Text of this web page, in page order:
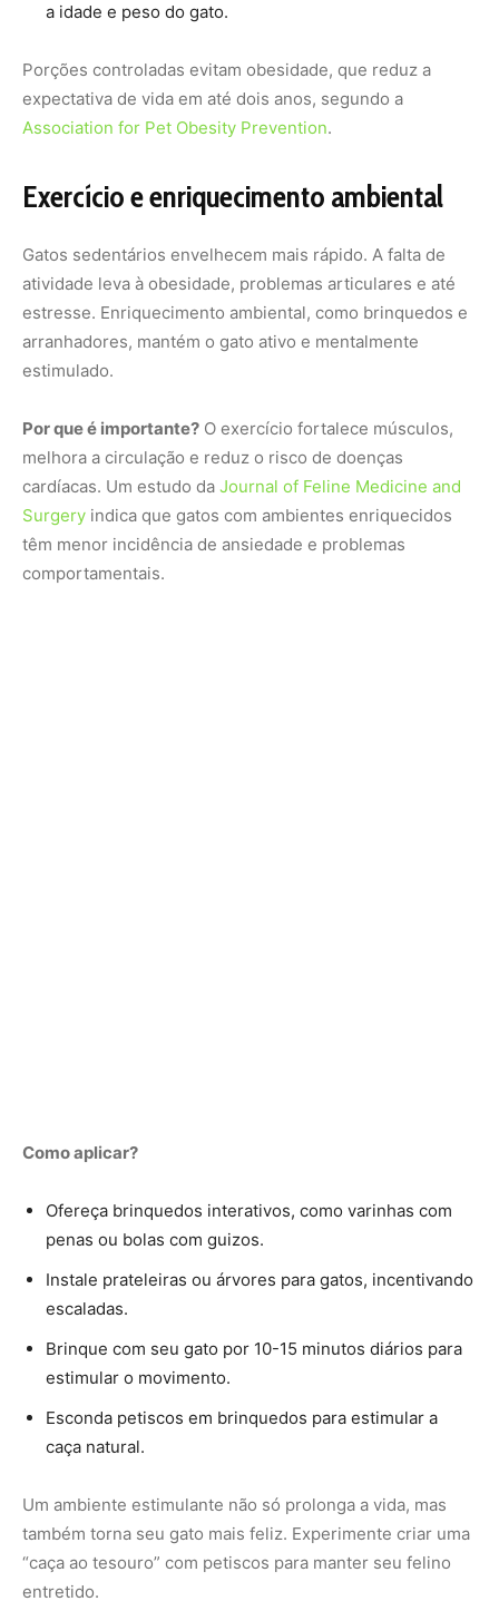
a idade e peso do gato.
Porções controladas evitam obesidade, que reduz a
expectativa de vida em até dois anos, segundo a
Association for Pet Obesity Prevention.
Exercício e enriquecimento ambiental
Gatos sedentários envelhecem mais rápido. A falta de
atividade leva à obesidade, problemas articulares e até
estresse. Enriquecimento ambiental, como brinquedos e
arranhadores, mantém o gato ativo e mentalmente
estimulado.
Por que é importante? O exercício fortalece músculos,
melhora a circulação e reduz o risco de doenças
cardíacas. Um estudo da Journal of Feline Medicine and
Surgery indica que gatos com ambientes enriquecidos
têm menor incidência de ansiedade e problemas
comportamentais.
Como aplicar?
Ofereça brinquedos interativos, como varinhas com
penas ou bolas com guizos.
Instale prateleiras ou árvores para gatos, incentivando
escaladas.
Brinque com seu gato por 10-15 minutos diários para
estimular o movimento.
Esconda petiscos em brinquedos para estimular a
caça natural.
Um ambiente estimulante não só prolonga a vida, mas
também torna seu gato mais feliz. Experimente criar uma
“caça ao tesouro” com petiscos para manter seu felino
entretido.